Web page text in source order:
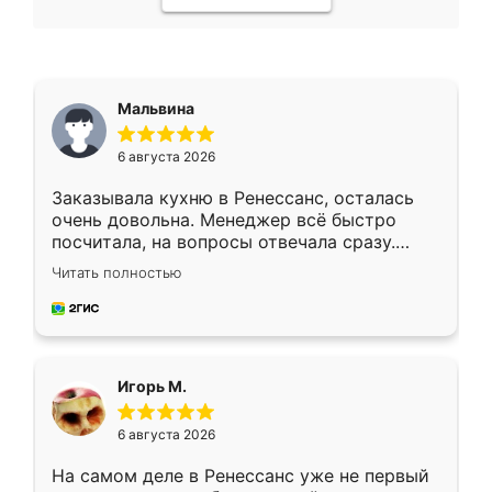
Мальвина
6 августа 2026
Заказывала кухню в Ренессанс, осталась
очень довольна. Менеджер всё быстро
посчитала, на вопросы отвечала сразу.
Замерщик приехал в субботу, подошёл к
делу со всей ответственностью. Собрали
за день, ребята работали аккуратно, даже
Читать полностью
Игорь М.
6 августа 2026
На самом деле в Ренессанс уже не первый